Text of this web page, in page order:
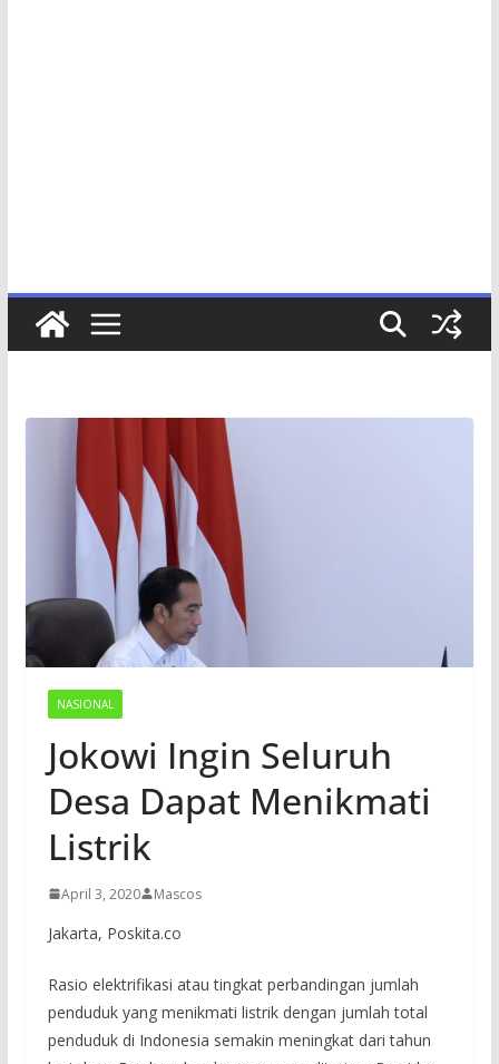
NASIONAL
Jokowi Ingin Seluruh
Desa Dapat Menikmati
Listrik
April 3, 2020 Mascos
Jakarta, Poskita.co
Rasio elektrifikasi atau tingkat perbandingan jumlah
penduduk yang menikmati listrik dengan jumlah total
penduduk di Indonesia semakin meningkat dari tahun